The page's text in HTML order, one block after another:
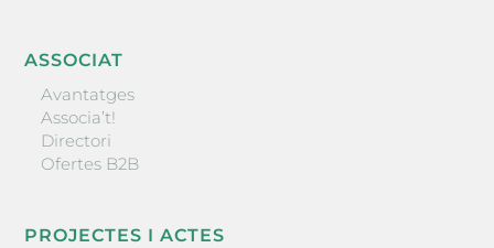
ASSOCIAT
Avantatges
Associa’t!
Directori
Ofertes B2B
PROJECTES I ACTES